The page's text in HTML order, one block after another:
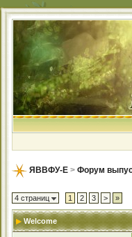
ЯВВФУ-Е > Форум
4 страниц 1 2 3 > »
Welcome